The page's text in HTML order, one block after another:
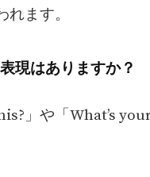
ます。
現はありますか？
」や「What’s